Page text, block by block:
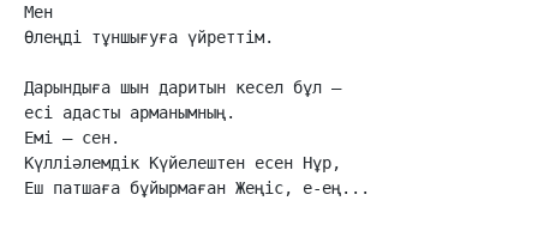
Мен
Өлеңді тұншығуға үйреттім.
Дарындыға шын даритын кесел бұл –
есі адасты арманымның.
Емі – сен.
Күлліәлемдік Күйелештен есен Нұр,
Еш патшаға бұйырмаған Жеңіс, е-ең...